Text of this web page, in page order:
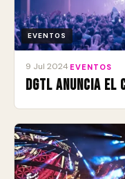
EVENTOS
9 Jul 2024 EVENTOS
DGTL anuncia